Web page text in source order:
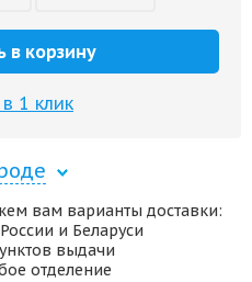
в корзину
1 клик
вам варианты доставки:
и Беларуси
выдачи
отделение